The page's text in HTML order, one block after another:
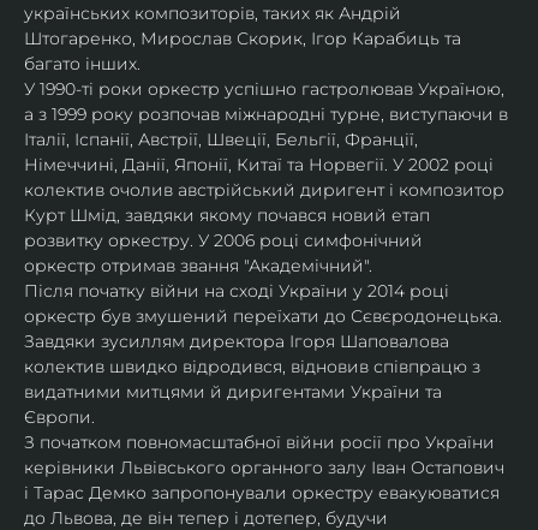
українських композиторів, таких як Андрій
Штогаренко, Мирослав Скорик, Ігор Карабиць та
багато інших.
У 1990-ті роки оркестр успішно гастролював Україною,
а з 1999 року розпочав міжнародні турне, виступаючи в
Італії, Іспанії, Австрії, Швеції, Бельгії, Франції,
Німеччині, Данії, Японії, Китаї та Норвегії. У 2002 році
колектив очолив австрійський диригент і композитор
Курт Шмід, завдяки якому почався новий етап
розвитку оркестру. У 2006 році симфонічний
оркестр отримав звання "Академічний".
Після початку війни на сході України у 2014 році
оркестр був змушений переїхати до Сєвєродонецька.
Завдяки зусиллям директора Ігоря Шаповалова
колектив швидко відродився, відновив співпрацю з
видатними митцями й диригентами України та
Європи.
З початком повномасштабної війни росії про України
керівники Львівського органного залу Іван Остапович
і Тарас Демко запропонували оркестру евакуюватися
до Львова, де він тепер і дотепер, будучи